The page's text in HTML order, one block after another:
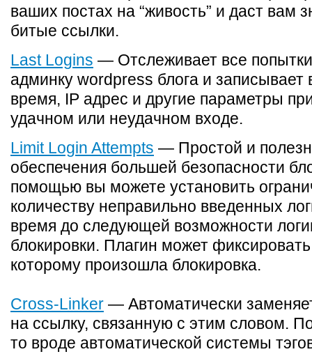
ваших постах на “живость” и даст вам
битые ссылки.
Last Logins — Отслеживает все
админку wordpress блога и записывает
время, IP адрес и другие параметры
удачном или неудачном входе.
Limit Login Attempts — Простой и
обеспечения большей безопасности
помощью вы можете установить
количеству неправильно введенных
время до следующей возможности
блокировки. Плагин может
которому произошла блокировка.
Cross-Linker — Автоматически
на ссылку, связанную с этим словом.
то вроде автоматической системы